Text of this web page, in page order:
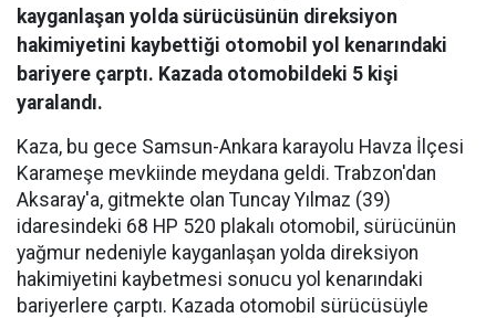
kayganlaşan yolda sürücüsünün direksiyon
hakimiyetini kaybettiği otomobil yol kenarındaki
bariyere çarptı. Kazada otomobildeki 5 kişi
yaralandı.
Kaza, bu gece Samsun-Ankara karayolu Havza İlçesi
Karameşe mevkiinde meydana geldi. Trabzon'dan
Aksaray'a, gitmekte olan Tuncay Yılmaz (39)
idaresindeki 68 HP 520 plakalı otomobil, sürücünün
yağmur nedeniyle kayganlaşan yolda direksiyon
hakimiyetini kaybetmesi sonucu yol kenarındaki
bariyerlere çarptı. Kazada otomobil sürücüsüyle